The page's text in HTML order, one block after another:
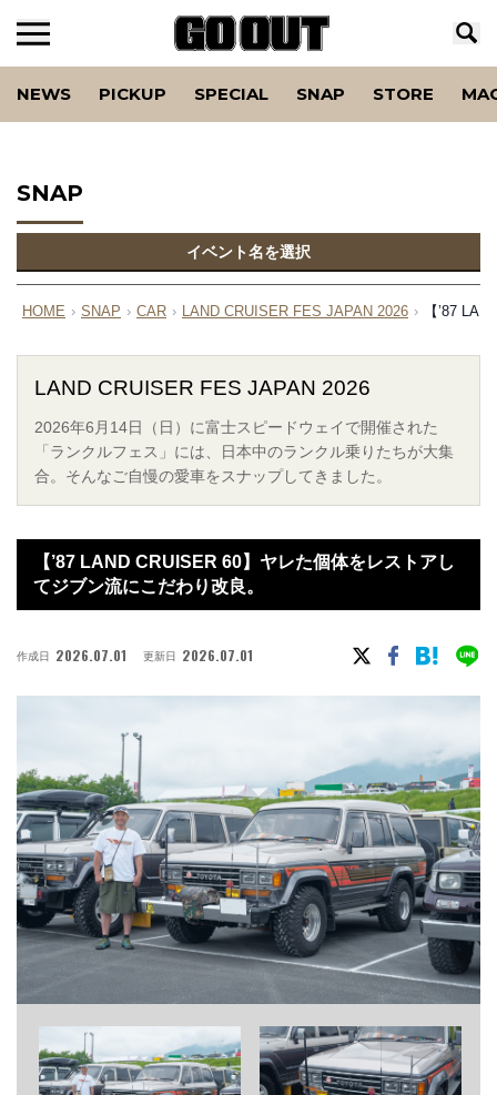
NEWS PICKUP SPECIAL SNAP STORE
SNAP
イベント名を選択
HOME › SNAP › CAR › LAND CRUISER FES JAPAN 2026 › 【’87
LAND CRUISER FES JAPAN 2026
2026年6月14日（日）に富士スピードウェイで開催された
「ランクルフェス」には、日本中のランクル乗りたちが大集
合。そんなご自慢の愛車をスナップしてきました。
【’87 LAND CRUISER 60】ヤレた個体をレストアし
てジブン流にこだわり改良。
作成日 2026.07.01 更新日 2026.07.01